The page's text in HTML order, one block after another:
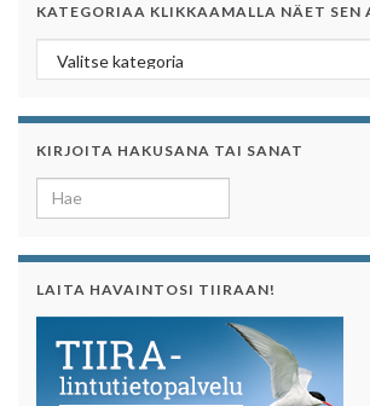
KATEGORIAA KLIKKAAMALLA NÄET SEN
Kategoriaa klikkaamalla näet sen
KIRJOITA HAKUSANA TAI SANAT
Search for:
LAITA HAVAINTOSI TIIRAAN!